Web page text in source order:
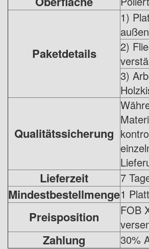
Paketdetails
1)
außen
2)
3)
Qualitätssicherung
Lieferzeit 7
Mindestbestellmenge1
Preisposition
FOB
Zahlung 30%